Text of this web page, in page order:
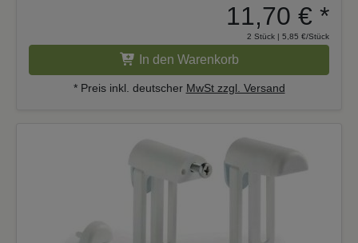
11,70 € *
2 Stück | 5,85 €/Stück
In den Warenkorb
* Preis inkl. deutscher MwSt zzgl. Versand